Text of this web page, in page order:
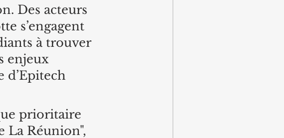
Des acteurs
s’engagent
à trouver
enjeux
d’Epitech
prioritaire
La Réunion",